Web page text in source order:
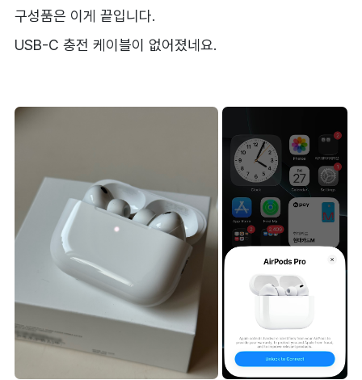
구성품은 이게 끝입니다.
USB-C 충전 케이블이 없어졌네요.